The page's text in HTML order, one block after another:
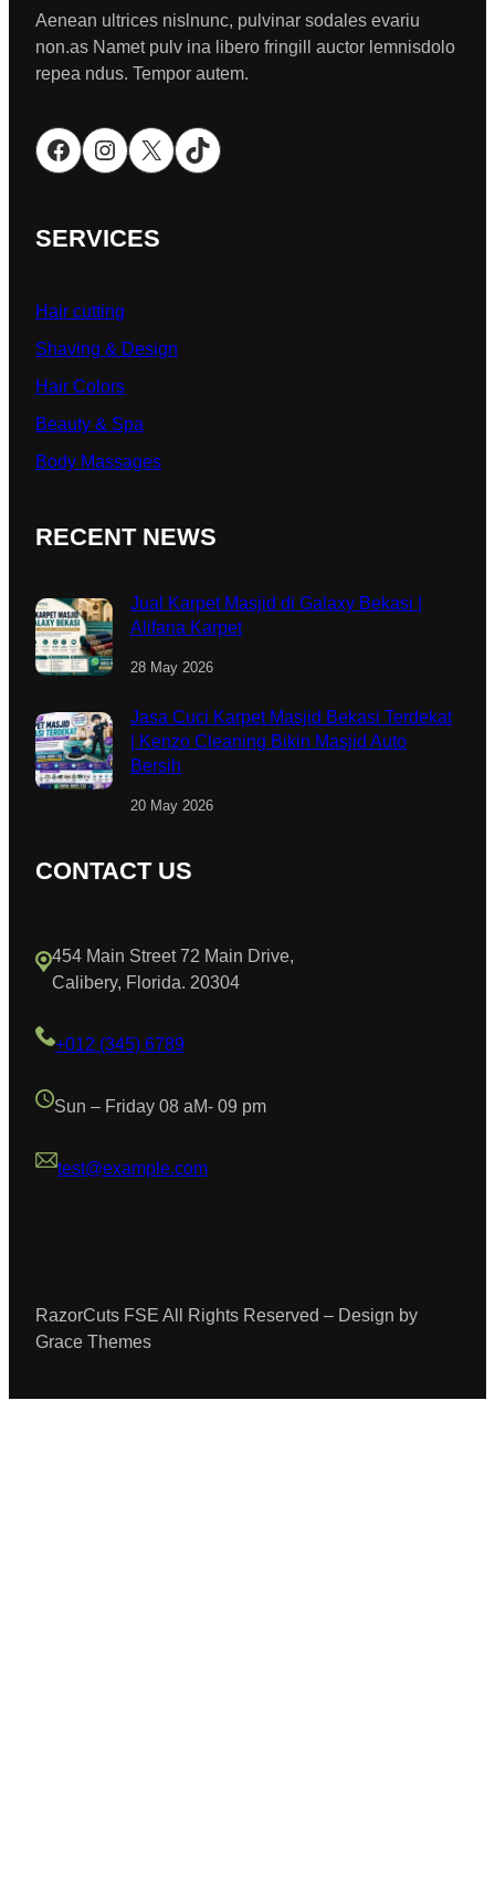
Aenean ultrices nislnunc, pulvinar sodales evariu
non.as Namet pulv ina libero fringill auctor lemnisdolo
repea ndus. Tempor autem.
Facebook Instagram X TikTok
SERVICES
Hair cutting
Shaving & Design
Hair Colors
Beauty & Spa
Body Massages
RECENT NEWS
Jual Karpet Masjid di Galaxy Bekasi |
Alifana Karpet
28 May 2026
Jasa Cuci Karpet Masjid Bekasi Terdekat
| Kenzo Cleaning Bikin Masjid Auto
Bersih
20 May 2026
CONTACT US
454 Main Street 72 Main Drive,
Calibery, Florida. 20304
+012 (345) 6789
Sun – Friday 08 aM- 09 pm
test@example.com
RazorCuts FSE All Rights Reserved – Design by
Grace Themes